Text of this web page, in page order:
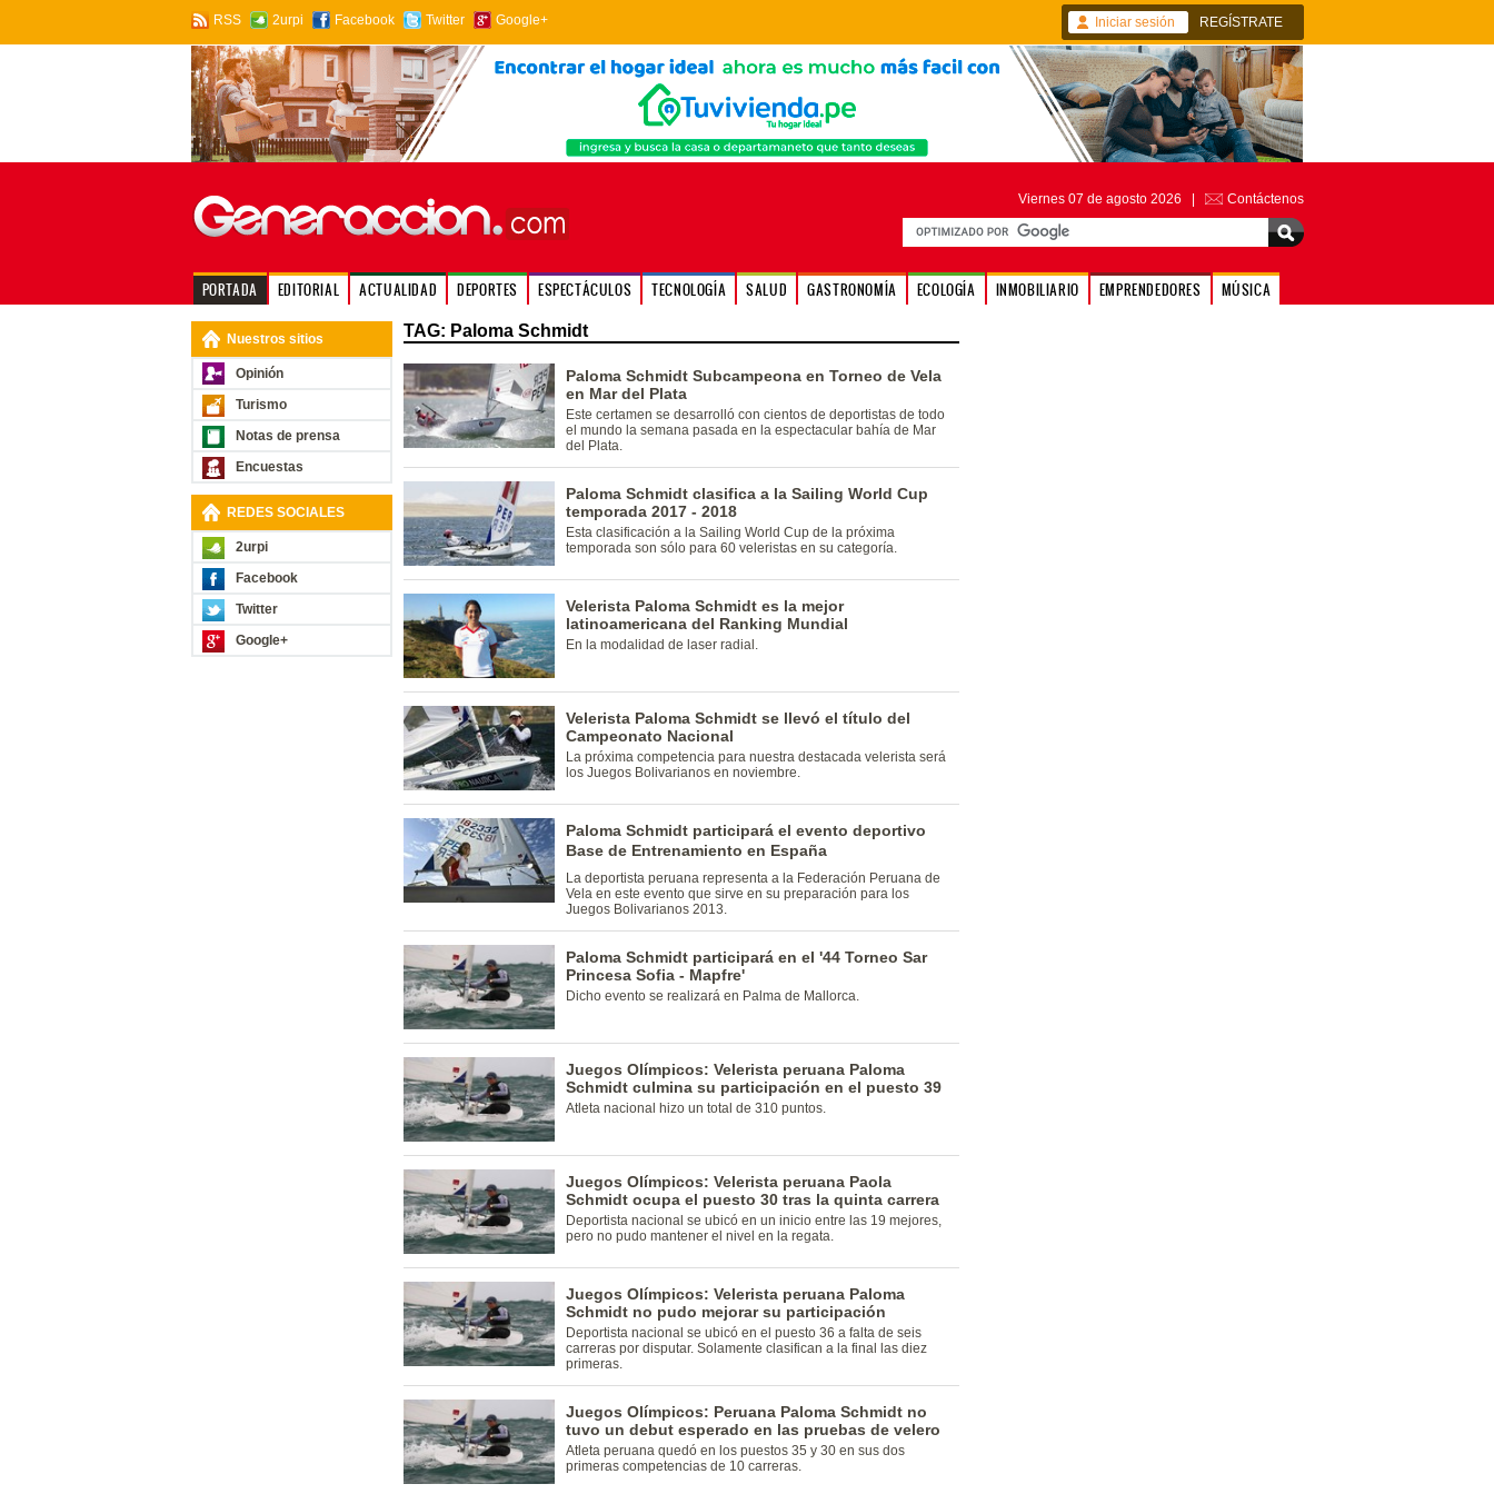
RSS 2urpi Facebook Twitter Google+ Iniciar sesión REGÍSTRATE
Viernes 07 de agosto 2026 | Contáctenos
PORTADA EDITORIAL ACTUALIDAD DEPORTES ESPECTÁCULOS TECNOLOGÍA SALUD GASTRONOMÍA ECOLOGÍA INMOBILIARIO EMPRENDEDORES MÚSICA
Nuestros sitios
Opinión
Turismo
Notas de prensa
Encuestas
REDES SOCIALES
2urpi
Facebook
Twitter
Google+
TAG: Paloma Schmidt
Paloma Schmidt Subcampeona en Torneo de Vela
en Mar del Plata
Este certamen se desarrolló con cientos de deportistas de todo
el mundo la semana pasada en la espectacular bahía de Mar
del Plata.
Paloma Schmidt clasifica a la Sailing World Cup
temporada 2017 - 2018
Esta clasificación a la Sailing World Cup de la próxima
temporada son sólo para 60 veleristas en su categoría.
Velerista Paloma Schmidt es la mejor
latinoamericana del Ranking Mundial
En la modalidad de laser radial.
Velerista Paloma Schmidt se llevó el título del
Campeonato Nacional
La próxima competencia para nuestra destacada velerista será
los Juegos Bolivarianos en noviembre.
Paloma Schmidt participará el evento deportivo
Base de Entrenamiento en España
La deportista peruana representa a la Federación Peruana de
Vela en este evento que sirve en su preparación para los
Juegos Bolivarianos 2013.
Paloma Schmidt participará en el '44 Torneo Sar
Princesa Sofia - Mapfre'
Dicho evento se realizará en Palma de Mallorca.
Juegos Olímpicos: Velerista peruana Paloma
Schmidt culmina su participación en el puesto 39
Atleta nacional hizo un total de 310 puntos.
Juegos Olímpicos: Velerista peruana Paola
Schmidt ocupa el puesto 30 tras la quinta carrera
Deportista nacional se ubicó en un inicio entre las 19 mejores,
pero no pudo mantener el nivel en la regata.
Juegos Olímpicos: Velerista peruana Paloma
Schmidt no pudo mejorar su participación
Deportista nacional se ubicó en el puesto 36 a falta de seis
carreras por disputar. Solamente clasifican a la final las diez
primeras.
Juegos Olímpicos: Peruana Paloma Schmidt no
tuvo un debut esperado en las pruebas de velero
Atleta peruana quedó en los puestos 35 y 30 en sus dos
primeras competencias de 10 carreras.